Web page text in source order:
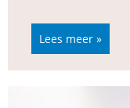
Lees meer »